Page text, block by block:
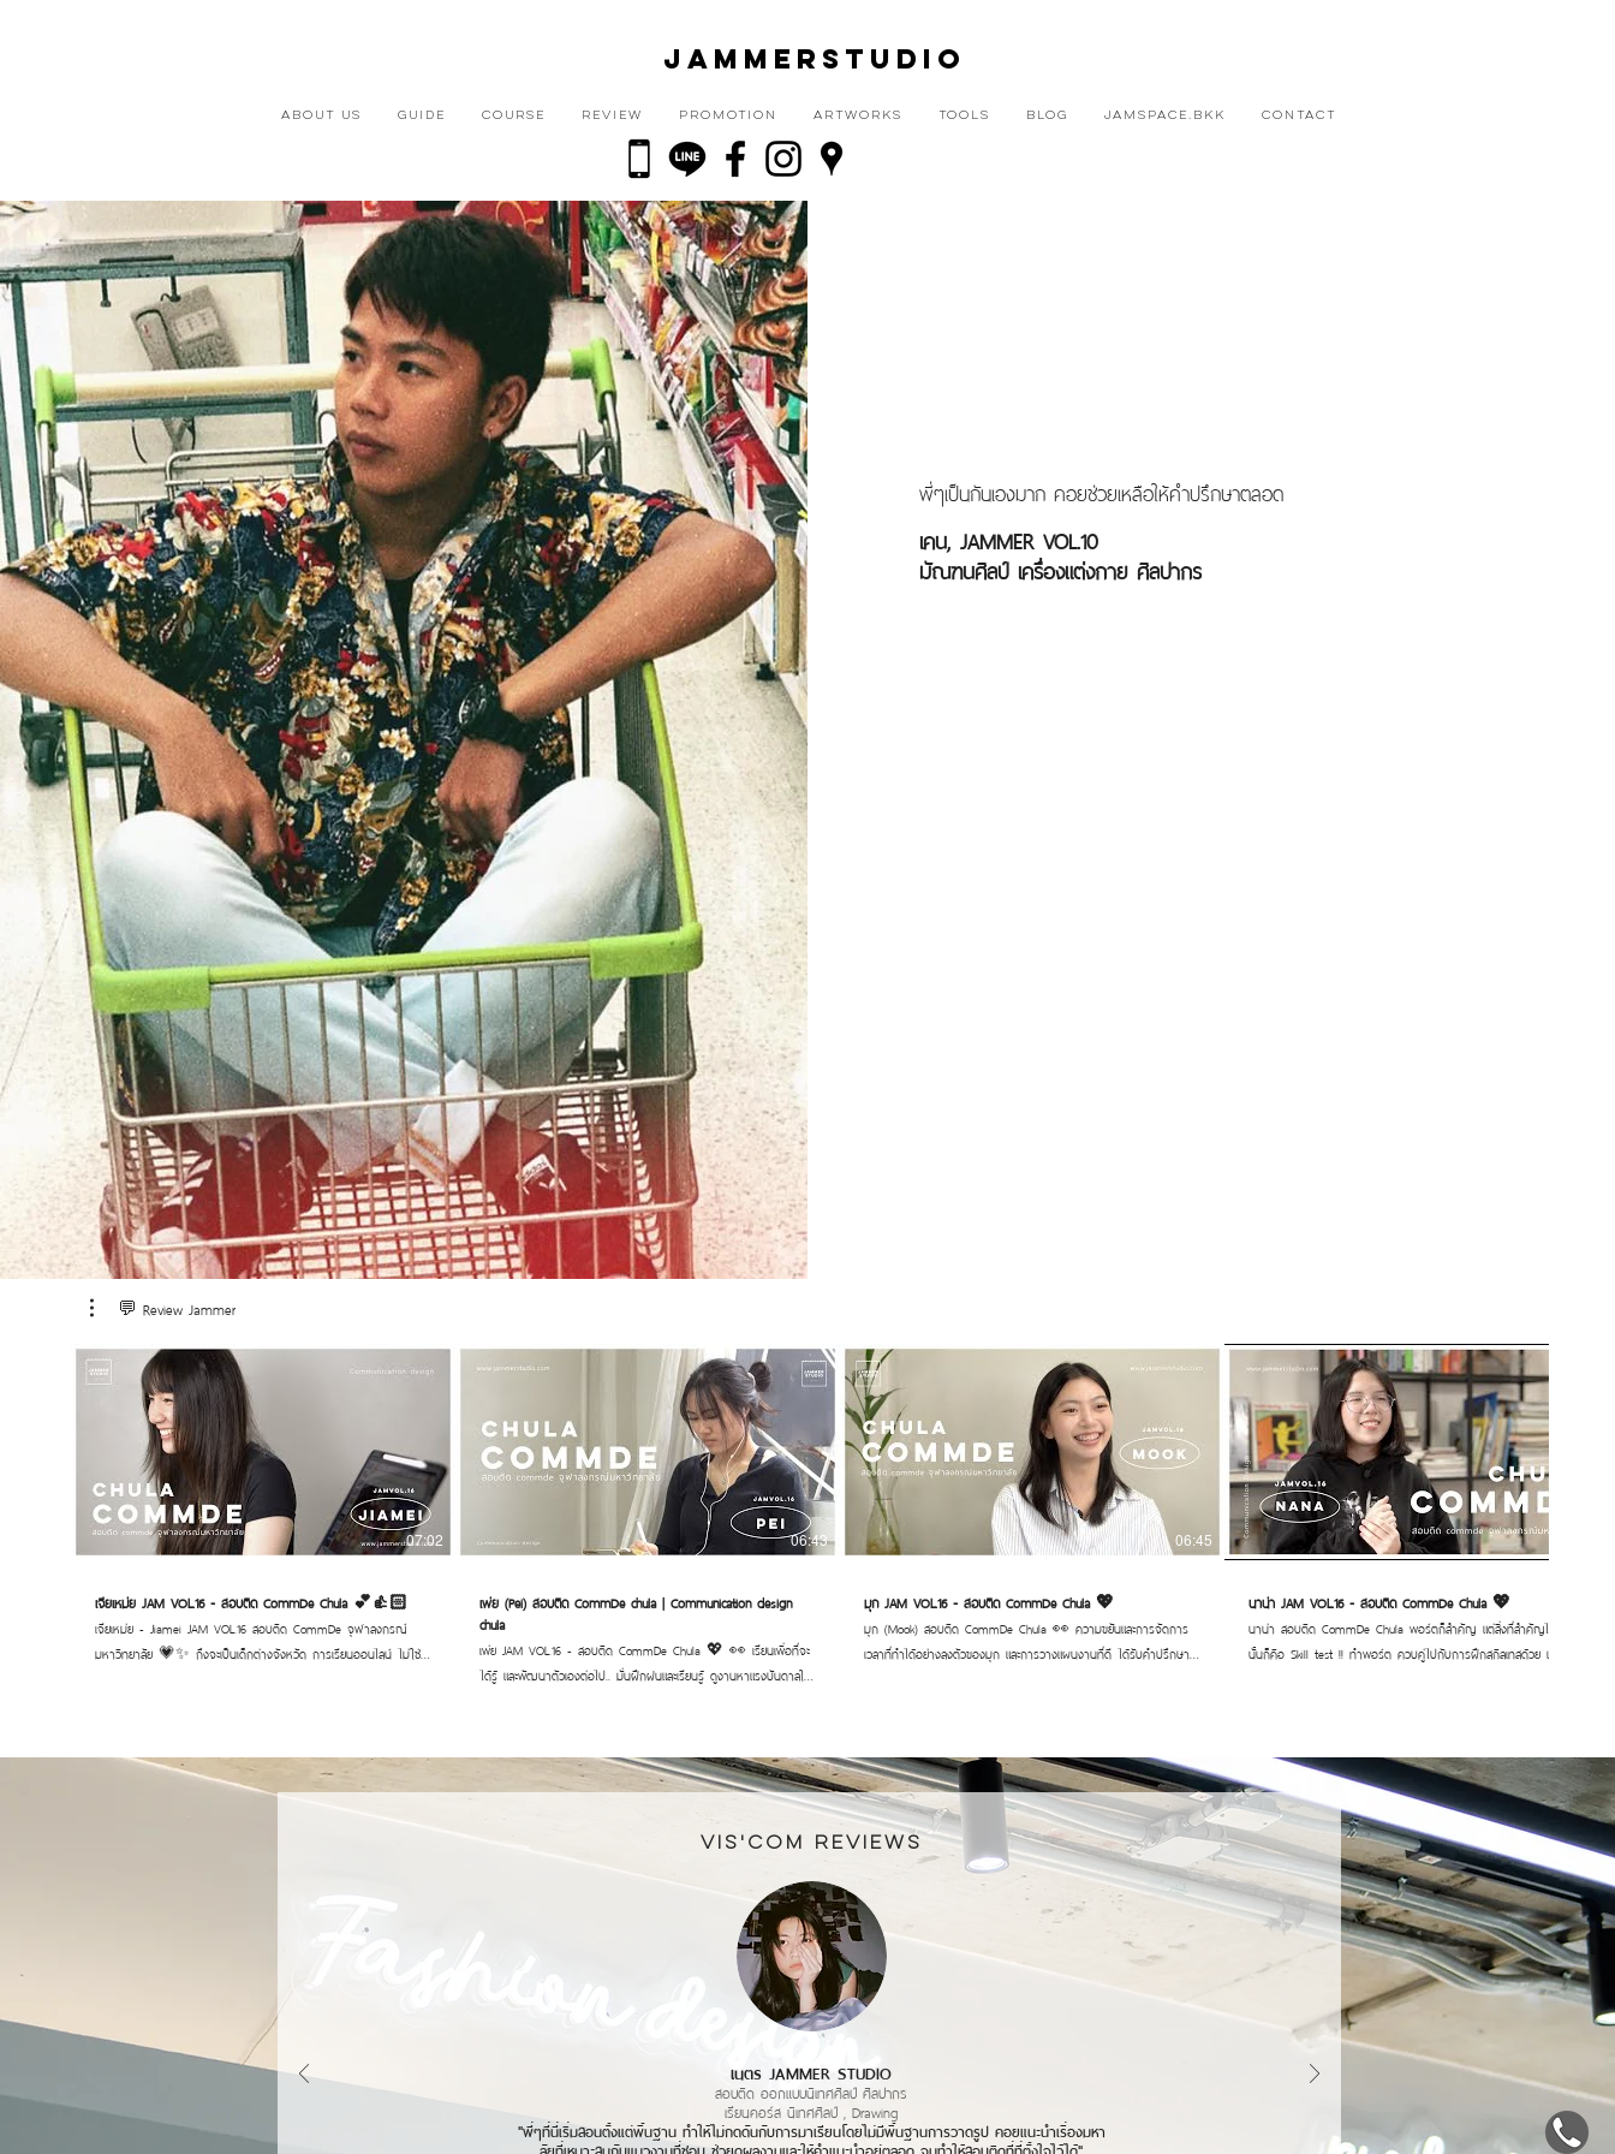
JAMMERSTUDIO
ABOUT US GUIDE COURSE REVIEW PROMOTION ARTWORKS TOOLS BLOG JAMSPACE.BKK CONTACT
พี่ๆเป็นกันเองมาก คอยช่วยเหลือให้คำปรึกษาตลอด
เคน, JAMMER VOL.10
มัณฑนศิลป์ เครื่องแต่งกาย ศิลปากร
💬 Review Jammer
07:02
เจียเหม่ย JAM VOL.16 - สอบติด CommDe Chula 💕👍🏻
เจียเหม่ย - Jiamei JAM VOL.16 สอบติด CommDe จุฬาลงกรณ์
มหาวิทยาลัย 💗✨ ถึงจะเป็นเด็กต่างจังหวัด การเรียนออนไลน์ ไม่ใช่
ๆ 🙌🏻💕 _____________________ #สถาบันสอนศิลปะสถาปัตย์
และการออกแบบ #สอนศิลปะ #พอร์ตศิลปะ #เรียนศิลปะสยาม
06:43
เพ่ย (Pei) สอบติด CommDe chula | Communication design
chula
เพ่ย JAM VOL.16 - สอบติด CommDe Chula 💖 👀 เรียนเพื่อที่จะ
ได้รู้ และพัฒนาตัวเองต่อไป.. มั่นฝึกฝนและเรียนรู้ ดูงานหาแรงบันดาลใจ
#เรียนศิลปะสยาม #commdechula #CommDe #ติวchula
https://www.opl.to/jammerstudio #jammerstudio #แจมเมอร์สตูดิโอ
TrackTribe & King Canyon - "Silent Night" ft. Eric Krasno, Otis
McDonald & Mike Chiavaro Original COPYRIGHT FREE MUSIC
06:45
มุก JAM VOL.16 - สอบติด CommDe Chula 💖
มุก (Mook) สอบติด CommDe Chula 👀 ความขยันและการจัดการ
เวลาที่ทำได้อย่างลงตัวของมุก และการวางแผนงานที่ดี ได้รับคำปรึกษาที่
#สอนศิลปะ #พอร์ตศิลปะ #เรียนศิลปะสยาม #commdechula
#CommDe #ติวchula #ติวCommde #พอร์ตcommde
#jammerstudio #แจมเมอร์สตูดิโอ TrackTribe - Strollin [ Copyright
Free ] Original COPYRIGHT FREE MUSIC written, performed, and
produced by TrackTribe
นาน่า JAM VOL.16 - สอบติด CommDe Chula 💖
นาน่า สอบติด CommDe Chula พอร์ตก็สำคัญ แต่สิ่งที่สำคัญไม่แพ้กัน
นั้นก็คือ Skill test !! ทำพอร์ต ควบคู่ไปกับการฝึกสกิลเทสด้วย และฝึก
#สอนศิลปะ #พอร์ตศิลปะ #เรียนศิลปะสยาม #commdechula
#CommDe #ติวchula #ติวCommde #พอร์ตcommde
#jammerstudio #แจมเมอร์สตูดิโอ
VIS'COM REVIEWs
เนตร JAMMER STUDIO
สอบติด ออกแบบนิเทศศิลป์ ศิลปากร
เรียนคอร์ส นิเทศศิลป์ , Drawing
"พี่ๆที่นี่เริ่มสอนตั้งแต่พื้นฐาน ทำให้ไม่กดดันกับการมาเรียนโดยไม่มีพื้นฐานการวาดรูป คอยแนะนำเรื่องมหา